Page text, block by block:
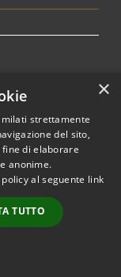
di Catania (CT)
×
strettamente
del sito,
di elaborare
anonime.
al seguente link
TUTTO